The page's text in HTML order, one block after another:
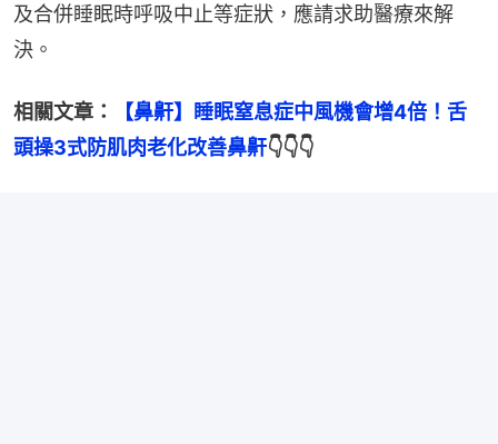
及合併睡眠時呼吸中止等症狀，應請求助醫療來解
決。
相關文章：
【鼻鼾】睡眠窒息症中風機會增4倍！舌
頭操3式防肌肉老化改善鼻鼾👇👇👇